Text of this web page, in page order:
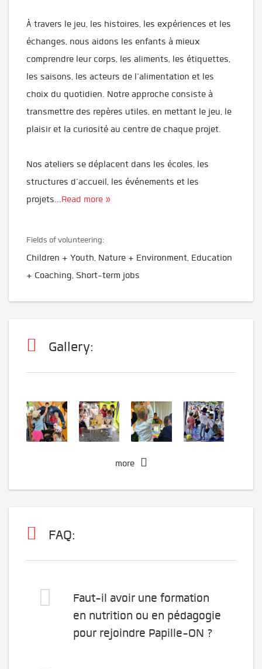
À travers le jeu, les histoires, les expériences et les
échanges, nous aidons les enfants à mieux
comprendre leur corps, les aliments, les étiquettes,
les saisons, les acteurs de l’alimentation et les
choix du quotidien. Notre approche consiste à
transmettre des repères utiles, en mettant le jeu, le
plaisir et la curiosité au centre de chaque projet.
Nos ateliers se déplacent dans les écoles, les
structures d’accueil, les événements et les
projets
Read more »
Fields of volunteering:
Children + Youth, Nature + Environment, Education
+ Coaching, Short-term jobs
Gallery:
more
FAQ:
Faut-il avoir une formation
en nutrition ou en pédagogie
pour rejoindre Papille-ON ?